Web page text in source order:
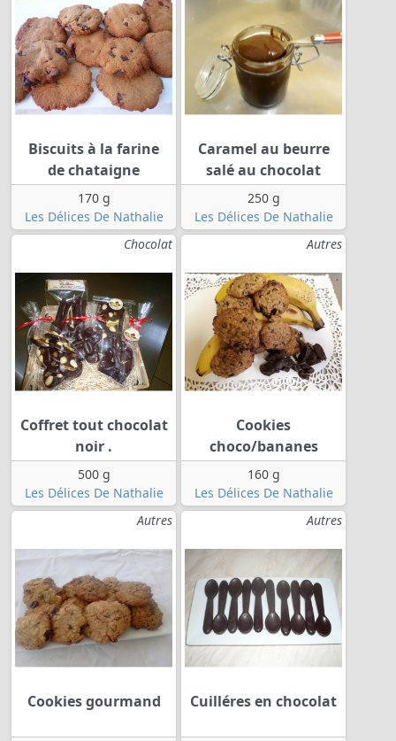
Biscuits à la farine
de chataigne
170 g
Les Délices De Nathalie
Caramel au beurre
salé au chocolat
250 g
Les Délices De Nathalie
Chocolat
Coffret tout chocolat
noir .
500 g
Les Délices De Nathalie
Autres
Cookies
choco/bananes
160 g
Les Délices De Nathalie
Autres
Cookies gourmand
Autres
Cuilléres en chocolat